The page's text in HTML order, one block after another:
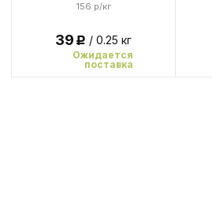
156 р/кг
39Р / 0.25 кг
Ожидается
поставка